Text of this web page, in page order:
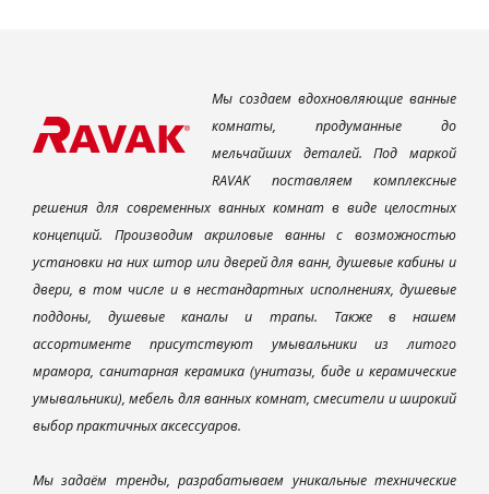
Мы создаем вдохновляющие ванные
комнаты, продуманные до
мельчайших деталей. Под маркой
RAVAK поставляем комплексные
решения для современных ванных комнат в виде целостных
концепций. Производим акриловые ванны с возможностью
установки на них штор или дверей для ванн, душевые кабины и
двери, в том числе и в нестандартных исполнениях, душевые
поддоны, душевые каналы и трапы. Также в нашем
ассортименте присутствуют умывальники из литого
мрамора, санитарная керамика (унитазы, биде и керамические
умывальники), мебель для ванных комнат, смесители и широкий
выбор практичных аксессуаров.
Мы задаём тренды, разрабатываем уникальные технические